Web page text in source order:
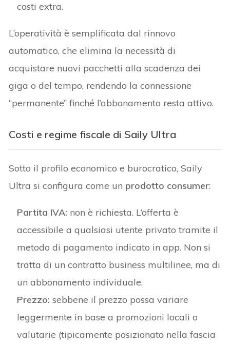
costi extra.
L’operatività è semplificata dal rinnovo
automatico, che elimina la necessità di
acquistare nuovi pacchetti alla scadenza dei
giga o del tempo, rendendo la connessione
“permanente” finché l’abbonamento resta attivo.
Costi e regime fiscale di Saily Ultra
Sotto il profilo economico e burocratico, Saily
Ultra si configura come un prodotto consumer:
Partita IVA: non è richiesta. L’offerta è
accessibile a qualsiasi utente privato tramite il
metodo di pagamento indicato in app. Non si
tratta di un contratto business multilinee, ma di
un abbonamento individuale.
Prezzo: sebbene il prezzo possa variare
leggermente in base a promozioni locali o
valutarie (tipicamente posizionato nella fascia